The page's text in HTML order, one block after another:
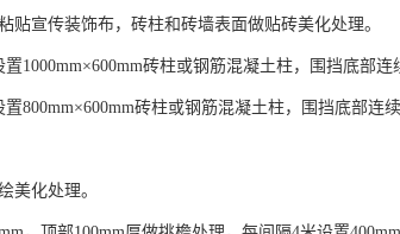
贴宣传装饰布，砖柱和砖墙表面做贴砖美化处理。
1000mm×600mm砖柱或钢筋混凝土柱，围挡底部连
800mm×600mm砖柱或钢筋混凝土柱，围挡底部连续
美化处理。